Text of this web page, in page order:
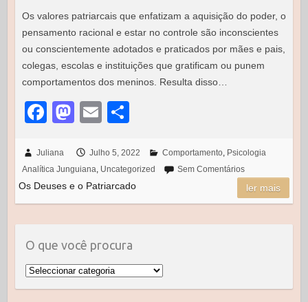
Os valores patriarcais que enfatizam a aquisição do poder, o
pensamento racional e estar no controle são inconscientes
ou conscientemente adotados e praticados por mães e pais,
colegas, escolas e instituições que gratificam ou punem
comportamentos dos meninos. Resulta disso…
F
c
e
b
o
o
k
M
st
o
d
o
n
E
ail ar
e
Juliana Julho 5, 2022 Comportamento, Psicologia
Analítica Junguiana, Uncategorized Sem Comentários
Os Deuses e o Patriarcado ler mais
O que você procura
O
q